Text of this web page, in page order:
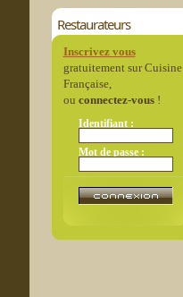
Restaurateurs
Inscrivez vous
gratuitement sur Cuisine
Française,
ou connectez-vous!
Identifiant :
Mot de passe :